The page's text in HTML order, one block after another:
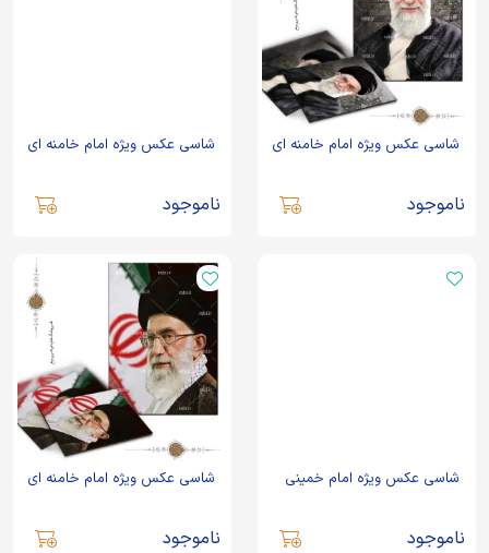
شاسی عکس ویژه امام خامنه ای
ناموجود
شاسی عکس ویژه امام خامنه ای
ناموجود
شاسی عکس ویژه امام خمینی
ناموجود
شاسی عکس ویژه امام خامنه ای
ناموجود